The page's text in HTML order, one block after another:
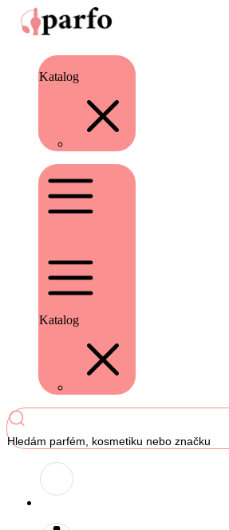
Katalog
Katalog
Hledám parfém, kosmetiku nebo značku